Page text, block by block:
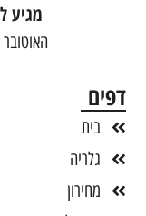
מגיע
דפים
בית
גלריה
מחירון